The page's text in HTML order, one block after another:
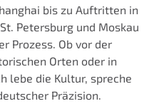
bis zu Auftritten in
Petersburg und Moskau
Prozess. Ob vor der
Orten oder in
lebe die Kultur, spreche
Präzision.